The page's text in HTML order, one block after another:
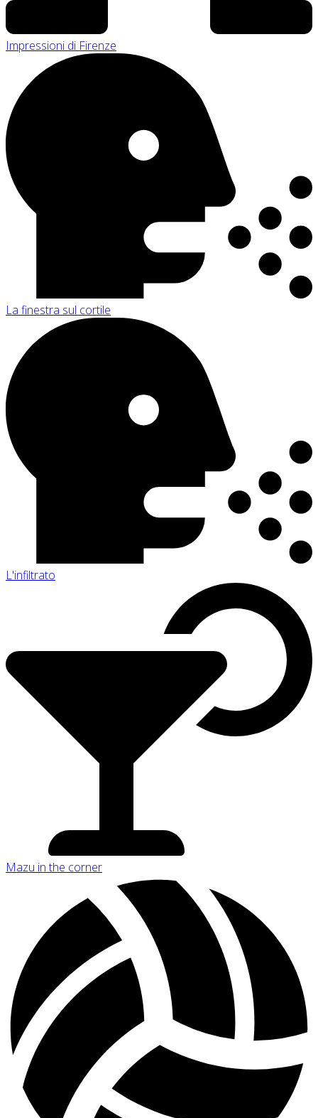
Impressioni di Firenze
La finestra sul cortile
L'infiltrato
Mazu in the corner